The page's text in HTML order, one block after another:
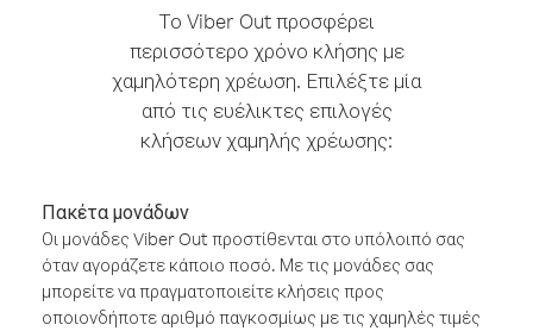
Το Viber Out προσφέρει
περισσότερο χρόνο κλήσης με
χαμηλότερη χρέωση. Επιλέξτε μία
από τις ευέλικτες επιλογές
κλήσεων χαμηλής χρέωσης:
Πακέτα μονάδων
Οι μονάδες Viber Out προστίθενται στο υπόλοιπό σας
όταν αγοράζετε κάποιο ποσό. Με τις μονάδες σας
μπορείτε να πραγματοποιείτε κλήσεις προς
οποιονδήποτε αριθμό παγκοσμίως με τις χαμηλές τιμές